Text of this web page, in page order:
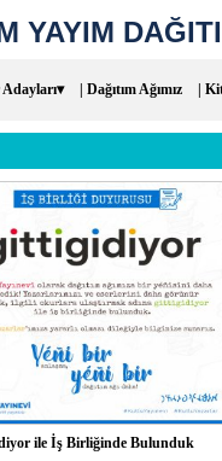
YAYIM
Adayları▾ | Dağıtım Ağımız |
ile İş Birliğinde Bulunduk